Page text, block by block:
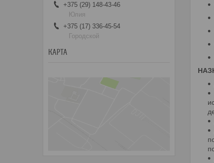
+375 (29) 148-43-46
Юлия
+375 (17) 336-45-54
Городской
КАРТА